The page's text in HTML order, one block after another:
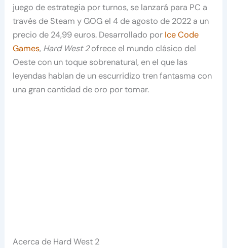
juego de estrategia por turnos, se lanzará para PC a
través de Steam y GOG el 4 de agosto de 2022 a un
precio de 24,99 euros. Desarrollado por Ice Code
Games, Hard West 2ofrece el mundo clásico del
Oeste con un toque sobrenatural, en el que las
leyendas hablan de un escurridizo tren fantasma con
una gran cantidad de oro por tomar.
Acerca de Hard West 2